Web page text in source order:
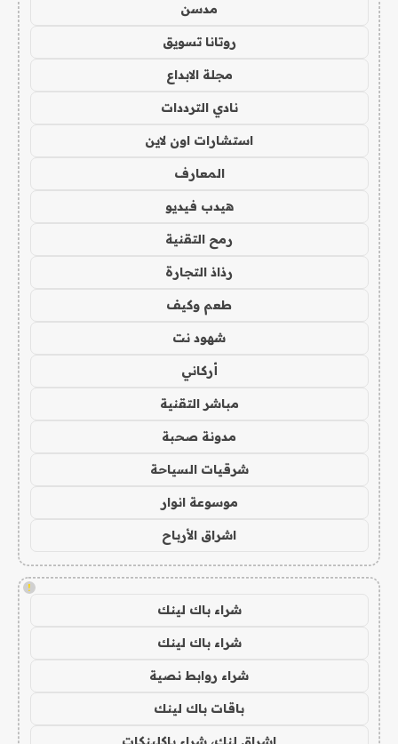
مدسن
روتانا تسويق
مجلة الابداع
نادي الترددات
استشارات اون لاين
المعارف
هيدب فيديو
رمح التقنية
رذاذ التجارة
طعم وكيف
شهود نت
أركاني
مباشر التقنية
مدونة صحبة
شرقيات السياحة
موسوعة انوار
اشراق الأرباح
!
شراء باك لينك
شراء باك لينك
شراء روابط نصية
باقات باك لينك